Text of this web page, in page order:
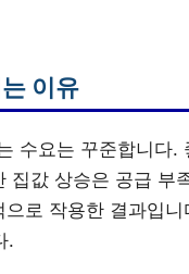
이유
수요는 꾸준합니다.
집값 상승은 공급 부
로 작용한 결과입
.